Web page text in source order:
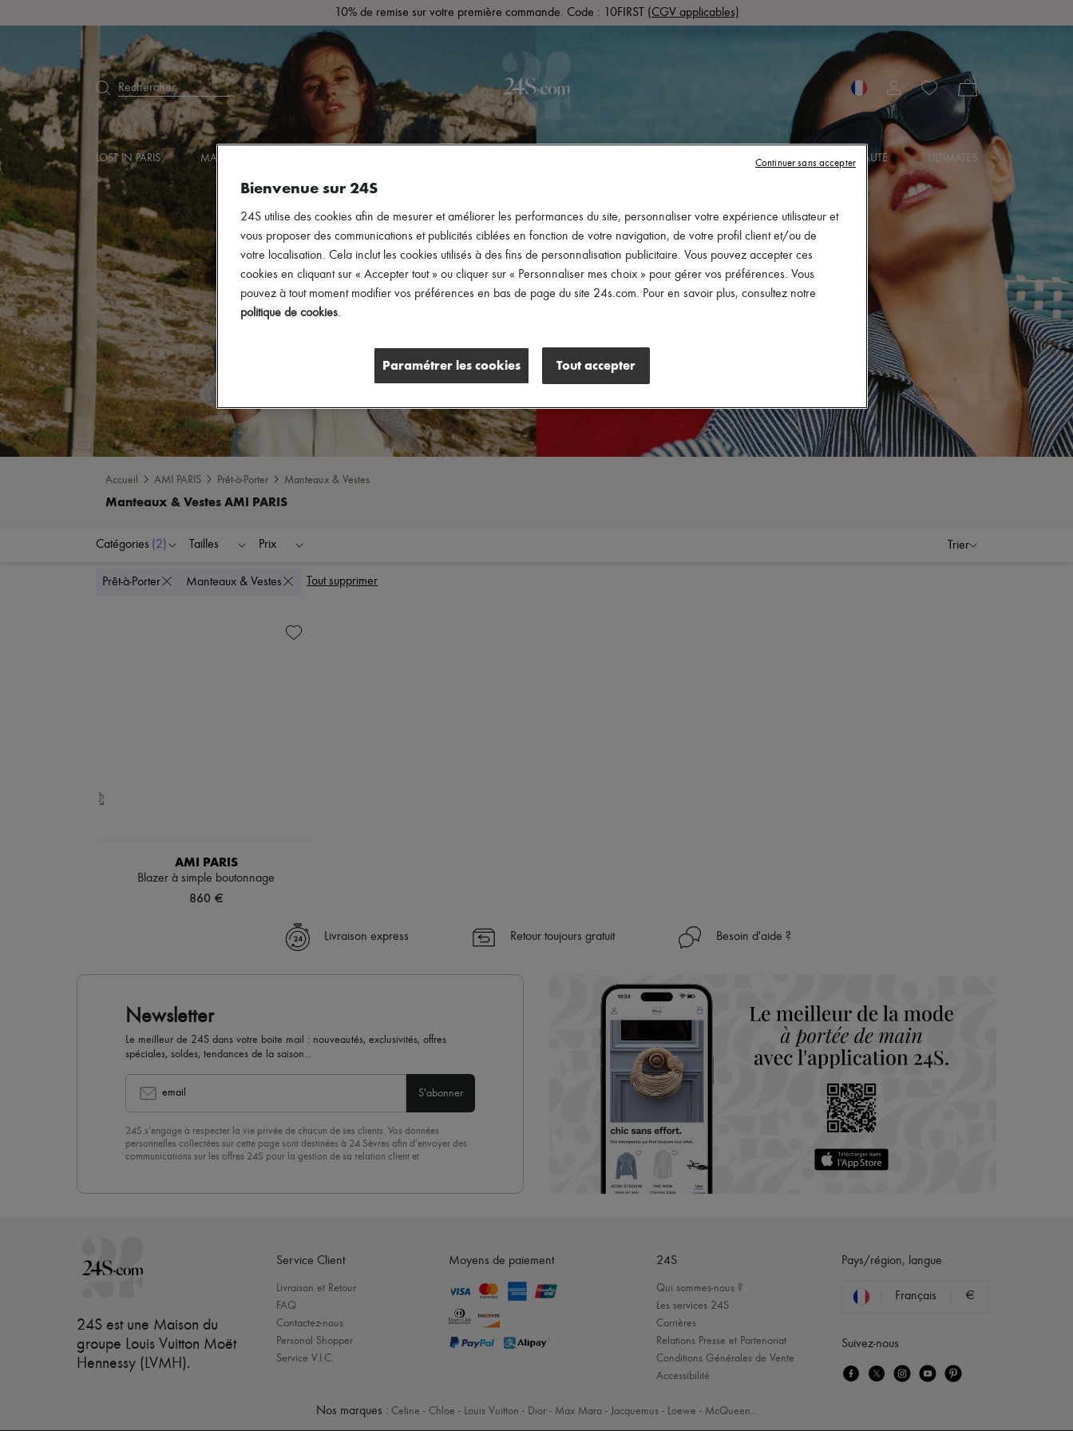
10% de remise sur votre première commande. Code : 10FIRST (CGV applicables)
Rechercher
LOST IN PARIS MARQUES BEAUTÉ ULTIMATES
Accueil AMI PARIS Prêt-à-Porter Manteaux & Vestes
Catégories (2) Tailles Prix Trier
Prêt-à-Porter Manteaux & Vestes Tout supprimer
AMI PARIS
Blazer à simple boutonnage
860 €
Livraison express Retour toujours gratuit Besoin d'aide ?
Newsletter
Le meilleur de 24S dans votre boite mail : nouveautés, exclusivités, offres
spéciales, soldes, tendances de la saison...
email S'abonner
24S s’engage à respecter la vie privée de chacun de ses clients. Vos données
personnelles collectées sur cette page sont destinées à 24 Sèvres afin d’envoyer des
communications sur les offres 24S pour la gestion de sa relation client et
désinscrire » en bas de page de nos emails.
24S est une Maison du
groupe Louis Vuitton Moët
Hennessy (LVMH).
Service Client
Livraison et Retour
FAQ
Contactez-nous
Personal Shopper
Service V.I.C.
Moyens de paiement 24S
Qui sommes-nous ?
Les services 24S
Carrières
Relations Presse et Partenariat
Conditions Générales de Vente
Accessibilité
Pays/région, langue
Français €
Suivez-nous
Nos marques : Celine - Chloe - Louis Vuitton - Dior- Max Mara- Jacquemus- Loewe - McQueen...
Bienvenue sur 24S
24S utilise des cookies afin de mesurer et améliorer les performances du site, personnaliser votre expérience utilisateur et
vous proposer des communications et publicités ciblées en fonction de votre navigation, de votre profil client et/ou de
votre localisation. Cela inclut les cookies utilisés à des fins de personnalisation publicitaire. Vous pouvez accepter ces
cookies en cliquant sur « Accepter tout » ou cliquer sur « Personnaliser mes choix » pour gérer vos préférences. Vous
pouvez à tout moment modifier vos préférences en bas de page du site 24s.com. Pour en savoir plus, consultez notre
politique de cookies.
Paramétrer les cookies Tout accepter
Continuer sans accepter